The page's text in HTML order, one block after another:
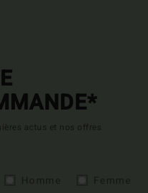
actus et nos offres